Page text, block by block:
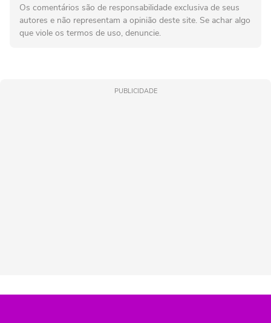
Os comentários são de responsabilidade exclusiva de seus
autores e não representam a opinião deste site. Se achar algo
que viole os termos de uso, denuncie.
PUBLICIDADE